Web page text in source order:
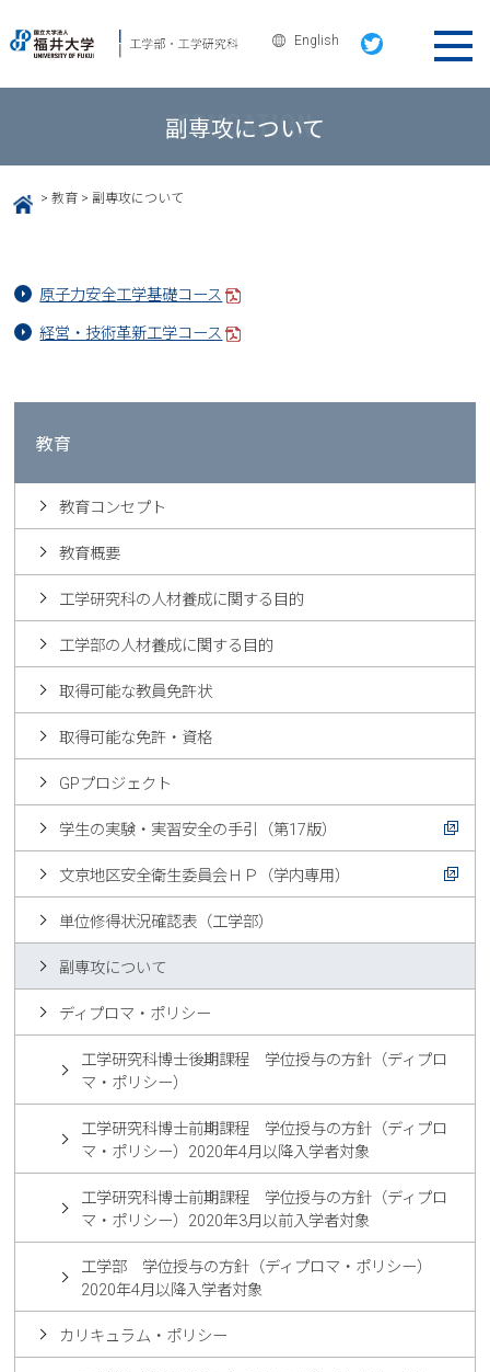
English
副専攻について
HOME > 教育> 副専攻について
原子力安全工学基礎コース
経営・技術革新工学コース
教育
教育コンセプト
教育概要
工学研究科の人材養成に関する目的
工学部の人材養成に関する目的
取得可能な教員免許状
取得可能な免許・資格
GPプロジェクト
学生の実験・実習安全の手引（第17版）
文京地区安全衛生委員会ＨＰ（学内専用）
単位修得状況確認表（工学部）
副専攻について
ディプロマ・ポリシー
工学研究科博士後期課程 学位授与の方針（ディプロ
マ・ポリシー）
工学研究科博士前期課程 学位授与の方針（ディプロ
マ・ポリシー）2020年4月以降入学者対象
工学研究科博士前期課程 学位授与の方針（ディプロ
マ・ポリシー）2020年3月以前入学者対象
工学部 学位授与の方針（ディプロマ・ポリシー）
2020年4月以降入学者対象
カリキュラム・ポリシー